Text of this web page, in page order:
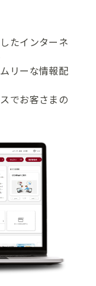
たインターネ
リーな情報配
でお客さまの